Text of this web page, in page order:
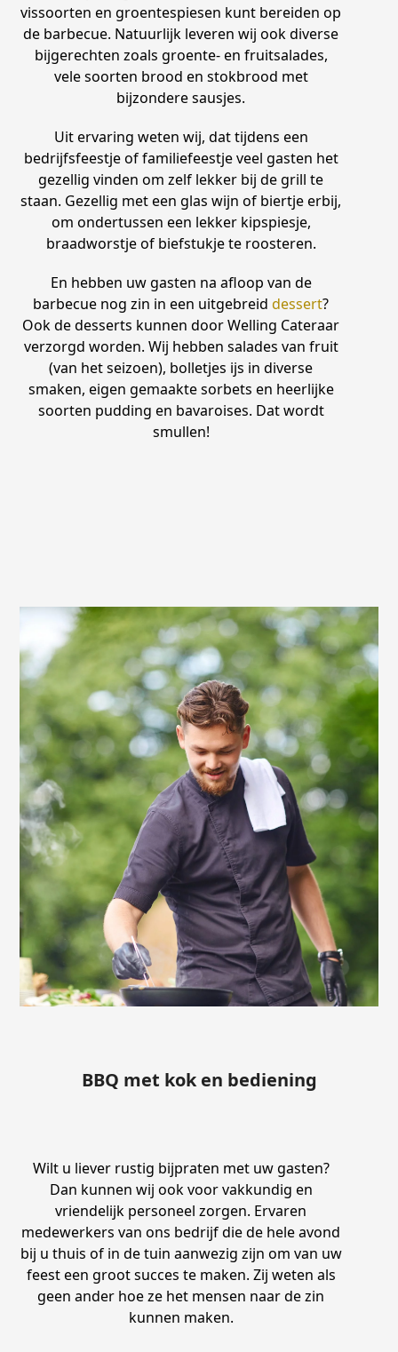
vissoorten en groentespiesen kunt bereiden op
de barbecue. Natuurlijk leveren wij ook diverse
bijgerechten zoals groente- en fruitsalades,
vele soorten brood en stokbrood met
bijzondere sausjes.
Uit ervaring weten wij, dat tijdens een
bedrijfsfeestje of familiefeestje veel gasten het
gezellig vinden om zelf lekker bij de grill te
staan. Gezellig met een glas wijn of biertje erbij,
om ondertussen een lekker kipspiesje,
braadworstje of biefstukje te roosteren.
En hebben uw gasten na afloop van de
barbecue nog zin in een uitgebreiddessert?
Ook de desserts kunnen door Welling Cateraar
verzorgd worden. Wij hebben salades van fruit
(van het seizoen), bolletjes ijs in diverse
smaken, eigen gemaakte sorbets en heerlijke
soorten pudding en bavaroises. Dat wordt
smullen!
BBQ met kok en bediening
Wilt u liever rustig bijpraten met uw gasten?
Dan kunnen wij ook voor vakkundig en
vriendelijk personeel zorgen. Ervaren
medewerkers van ons bedrijf die de hele avond
bij u thuis of in de tuin aanwezig zijn om van uw
feest een groot succes te maken. Zij weten als
geen ander hoe ze het mensen naar de zin
kunnen maken.